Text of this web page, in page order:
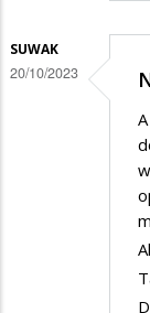
SUWAK
20/10/2023